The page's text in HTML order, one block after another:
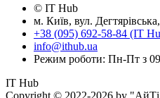
© IT Hub
м. Київ, вул.
+38 (095) 692-58-84 (IT
info@ithub.ua
Режим роботи: Пн-Пт з
IT Hub
Copyright © 2022-2026 by